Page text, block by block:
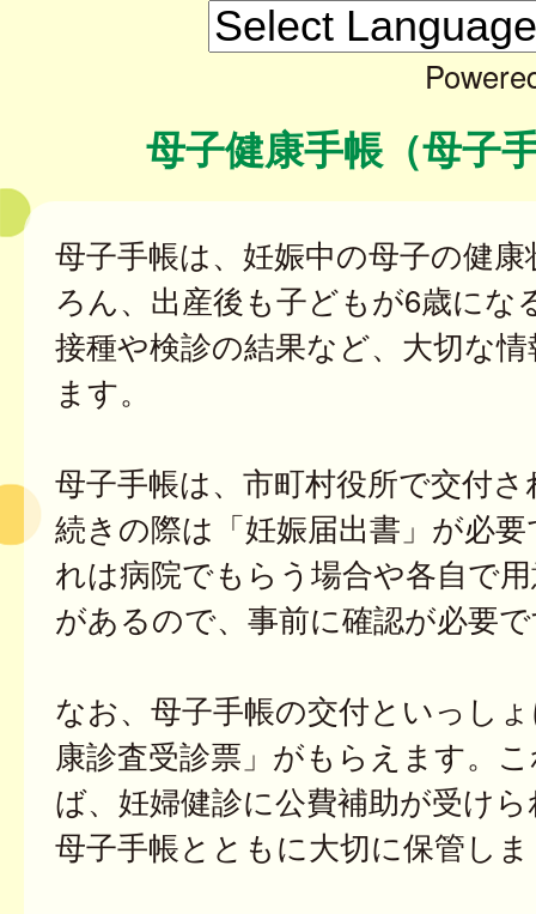
母子健康手帳（母子
母子手帳は、妊娠中の母子の健
ろん、出産後も子どもが6歳にな
接種や検診の結果など、大切な
ます。
母子手帳は、市町村役所で交付
続きの際は「妊娠届出書」が必
れは病院でもらう場合や各自で
があるので、事前に確認が必要
なお、母子手帳の交付といっし
康診査受診票」がもらえます。
ば、妊婦健診に公費補助が受け
母子手帳とともに大切に保管し